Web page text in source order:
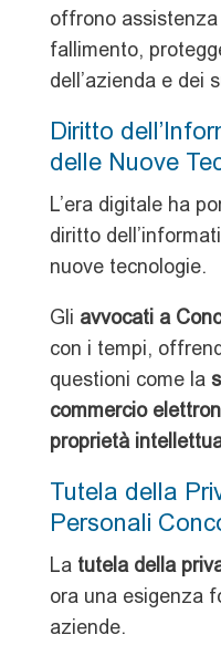
offrono
fallimento,
dell’azienda e dei
Diritto
delle Nuove
L’era digitale ha
diritto
nuove tecnologie.
Gli avvocati a
con i tempi,
questioni come la
commercio
proprietà
Tutela della
Personali
La tutela della
ora una esigenza
aziende.